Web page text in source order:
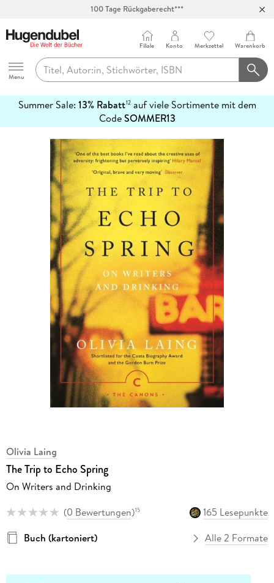
100 Tage Rückgaberecht***
Hugendubel
Menu
Filiale Konto Merkzettel Warenkorb
Summer Sale: 13% Rabatt12auf viele Sortimente mit dem
CodeSOMMER13
erfahren
Olivia Laing
The Trip to Echo Spring
On Writers and Drinking
(0 Bewertungen)15
165 Lesepunkte
Buch (kartoniert)
Alle 2 Formate